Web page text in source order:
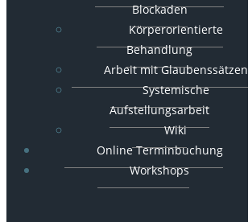
Blockaden
Körperorientierte
Behandlung
Arbeit mit Glaubenssätzen
Systemische
Aufstellungsarbeit
Wiki
Online Terminbuchung
Workshops